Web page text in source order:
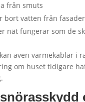
från smuts
bort vatten från
nät fungerar som de
även värmekablar i
om huset tidigare